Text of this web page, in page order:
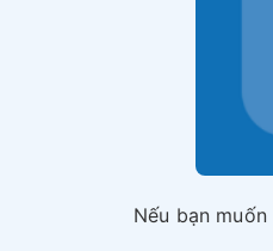
Nếu bạn